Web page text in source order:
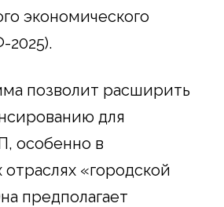
экономического
позволит расширить
для
особенно в
«городской
предполагает